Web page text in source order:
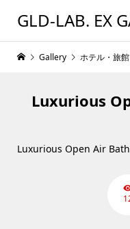
GLD-LAB. EX
Gallery ホテル・旅
Luxurious
Luxurious Open Air